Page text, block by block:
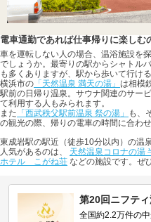
電車通勤であれば仕事帰りに楽しむ
車を運転しない人の場合、温浴施設を
でしょうか。最寄りの駅からシャトル
も多くありますが、駅から歩いて行け
横浜市の 「天然温泉 満天の湯」 は相模
駅前の日帰り温泉。サウナ関連のサー
て利用する人もみられます。
また 「西武秩父駅前温泉 祭の湯」
も、
の観光の際、帰りの電車の時間に合わ
東成岩駅の駅近（徒歩10分以内）の温
人気があるのは、 天然温泉コロナの湯
ホテル こがね荘 などの施設です。ぜ
第20回ニフテ
全国約2.2万件の